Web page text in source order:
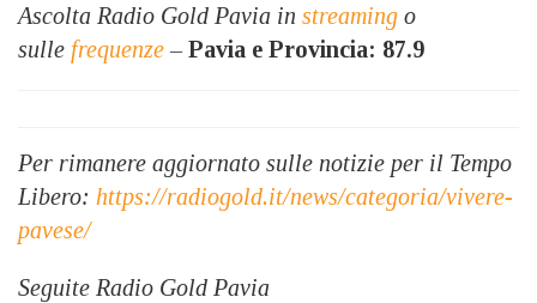
Ascolta Radio Gold Pavia in streaming o
sulle frequenze– Pavia e Provincia: 87.9
Per rimanere aggiornato sulle notizie per il Tempo
Libero: https://radiogold.it/news/categoria/vivere-
pavese/
Seguite Radio Gold Pavia